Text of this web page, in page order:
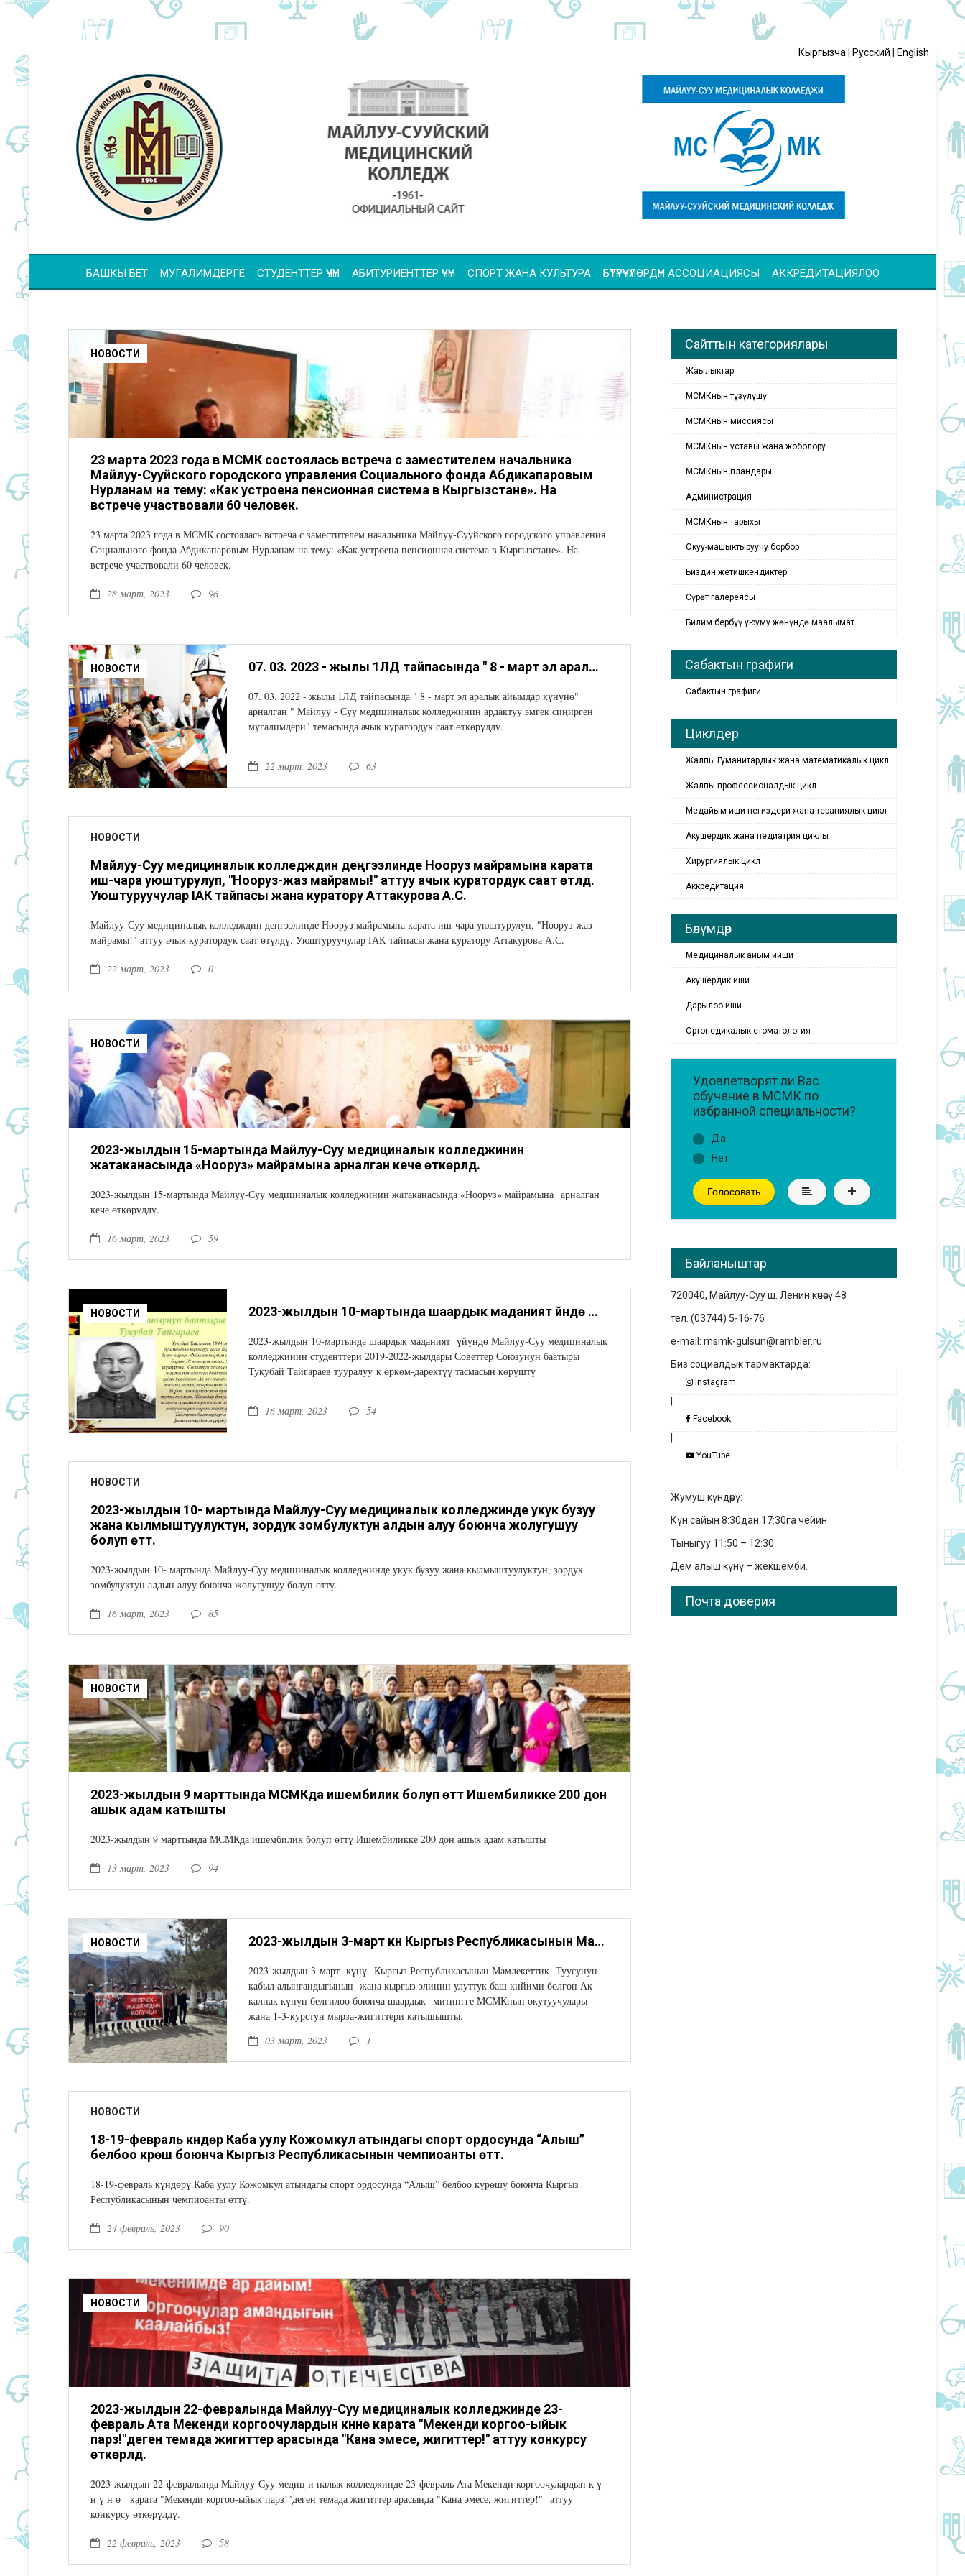
Кыргызча Русский English
БАШКЫ БЕТ МУГАЛИМДЕРГЕ СТУДЕНТТЕР ҮЧҮН АБИТУРИЕНТТЕР ҮЧҮН СПОРТ ЖАНА КУЛЬТУРА БҮТҮРҮҮЧҮЛӨРДҮН АССОЦИАЦИЯСЫ АККРЕДИТАЦИЯЛОО
НОВОСТИ
23 марта 2023 года в МСМК состоялась встреча с заместителем начальника
Майлуу-Сууйского городского управления Социального фонда Абдикапаровым
Нурланам на тему: «Как устроена пенсионная система в Кыргызстане». На
встрече участвовали 60 человек.
23 марта 2023 года в МСМК состоялась встреча с заместителем начальника Майлуу-Сууйского городского управления
Социального фонда Абдикапаровым Нурланам на тему: «Как устроена пенсионная система в Кыргызстане». На
встрече участвовали 60 человек.
28 март, 2023 96
НОВОСТИ 07. 03. 2023 - жылы 1ЛД тайпасында " 8 - март эл аралык айымдар күнүнө" арналган " Майлуу - Суу медициналык колледжинин ардактуу эмгек сиңирген мугалимдери" темасында ачык куратордук саат өткөрүлдү.
07. 03. 2022 - жылы 1ЛД тайпасында " 8 - март эл аралык айымдар күнүнө"
арналган " Майлуу - Суу медициналык колледжинин ардактуу эмгек сиңирген
мугалимдери" темасында ачык куратордук саат өткөрүлдү.
22 март, 2023 63
НОВОСТИ
Майлуу-Суу медициналык колледждин деңгээлинде Нооруз майрамына карата
иш-чара уюштурулуп, "Нооруз-жаз майрамы!" аттуу ачык куратордук саат өтүлдү.
Уюштуруучулар IАК тайпасы жана куратору Аттакурова А.С.
Майлуу-Суу медициналык колледждин деңгээлинде Нооруз майрамына карата иш-чара уюштурулуп, "Нооруз-жаз
майрамы!" аттуу ачык куратордук саат өтүлдү. Уюштуруучулар IАК тайпасы жана куратору Аттакурова А.С.
22 март, 2023 0
НОВОСТИ
2023-жылдын 15-мартында Майлуу-Суу медициналык колледжинин
жатаканасында «Нооруз» майрамына арналган кече өткөрүлдү.
2023-жылдын 15-мартында Майлуу-Суу медициналык колледжинин жатаканасында «Нооруз» майрамына арналган
кече өткөрүлдү.
16 март, 2023 59
НОВОСТИ 2023-жылдын 10-мартында шаардык маданият үйүндө Майлуу-Суу медициналык колледжинин студенттери 2019-2022-жылдары Советтер Союзунун баатыры Тукубай Тайгараев тууралуу көркөм-даректүү тасмасын көрүштү
2023-жылдын 10-мартында шаардык маданият үйүндө Майлуу-Суу медициналык
колледжинин студенттери 2019-2022-жылдары Советтер Союзунун баатыры
Тукубай Тайгараев тууралуу к өркөм-даректүү тасмасын көрүштү
16 март, 2023 54
НОВОСТИ
2023-жылдын 10- мартында Майлуу-Суу медициналык колледжинде укук бузуу
жана кылмыштуулуктун, зордук зомбулуктун алдын алуу боюнча жолугушуу
болуп өттү.
2023-жылдын 10- мартында Майлуу-Суу медициналык колледжинде укук бузуу жана кылмыштуулуктун, зордук
зомбулуктун алдын алуу боюнча жолугушуу болуп өттү.
16 март, 2023 85
НОВОСТИ
2023-жылдын 9 марттында МСМКда ишембилик болуп өттү Ишембиликке 200 дон
ашык адам катышты
2023-жылдын 9 марттында МСМКда ишембилик болуп өттү Ишембиликке 200 дон ашык адам катышты
13 март, 2023 94
НОВОСТИ 2023-жылдын 3-март күнү Кыргыз Республикасынын Мамлекеттик Туусунун кабыл алынгандыгынын жана кыргыз элинин улуттук баш кийими болгон Ак калпак күнүн белгилөө боюнча шаардык митингге МСМКнын окутуучулары жана 1-3-курстун мырза-жигиттери катышышты.
2023-жылдын 3-март күнү Кыргыз Республикасынын Мамлекеттик Туусунун
кабыл алынгандыгынын жана кыргыз элинин улуттук баш кийими болгон Ак
калпак күнүн белгилөө боюнча шаардык митингге МСМКнын окутуучулары
жана 1-3-курстун мырза-жигиттери катышышты.
03 март, 2023
1
НОВОСТИ
18-19-февраль күндөрү Каба уулу Кожомкул атындагы спорт ордосунда “Алыш”
белбоо күрөшү боюнча Кыргыз Республикасынын чемпиоанты өттү.
18-19-февраль күндөрү Каба уулу Кожомкул атындагы спорт ордосунда “Алыш” белбоо күрөшү боюнча Кыргыз
Республикасынын чемпиоанты өттү.
24 февраль, 2023 90
НОВОСТИ
2023-жылдын 22-февралында Майлуу-Суу медициналык колледжинде 23-
февраль Ата Мекенди коргоочулардын күнүнө карата "Мекенди коргоо-ыйык
парз!"деген темада жигиттер арасында "Кана эмесе, жигиттер!" аттуу конкурсу
өткөрүлдү.
2023-жылдын 22-февралында Майлуу-Суу медиц и налык колледжинде 23-февраль Ата Мекенди коргоочулардын к ү
н ү н ө карата "Мекенди коргоо-ыйык парз!"деген темада жигиттер арасында "Кана эмесе, жигиттер!" аттуу
конкурсу өткөрүлдү.
22 февраль, 2023 58
Сайттын категориялары
Жаңылыктар
МСМКнын түзүлүшү
МСМКнын миссиясы
МСМКнын уставы жана жоболору
МСМКнын пландары
Администрация
МСМКнын тарыхы
Окуу-машыктыруучу борбор
Биздин жетишкендиктер
Сүрөт галереясы
Билим бербүү уюуму жөнүндө маалымат
Сабактын графиги
Сабактын графиги
Циклдер
Жалпы Гуманитардык жана математикалык цикл
Жалпы профессионалдык цикл
Медайым иши негиздери жана терапиялык цикл
Акушердик жана педиатрия циклы
Хирургиялык цикл
Аккредитация
Бөлүмдөр
Медициналык айым ииши
Акушердик иши
Дарылоо иши
Ортопедикалык стоматология
Удовлетворят ли Вас
обучение в МСМК по
избранной специальности?
Да
Нет
Голосовать
Байланыштар
720040, Майлуу-Суу ш. Ленин көчөсү 48
тел. (03744) 5-16-76
e-mail: msmk-gulsun@rambler.ru
Биз социалдык тармактарда:
Instagram
Facebook
YouTube
Жумуш күндөрү:
Күн сайын 8:30дан 17:30га чейин
Тыныгуу 11:50 – 12:30
Дем алыш күнү – жекшемби.
Почта доверия